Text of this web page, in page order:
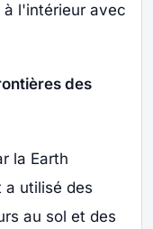
à l'intérieur avec
des
la Earth
a utilisé des
au sol et des